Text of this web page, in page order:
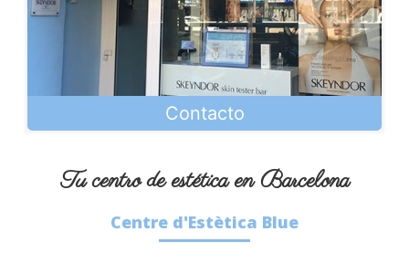
Contacto
Tu centro de estética en Barcelona
Centre d'Estètica Blue